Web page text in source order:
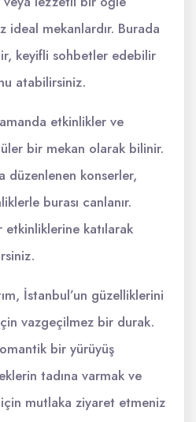
ideal mekanlardır. Burada
keyifli sohbetler edebilir
atabilirsiniz.
etkinlikler ve
bir mekan olarak bilinir.
düzenlenen konserler,
burası canlanır.
katılarak
İstanbul’un güzelliklerini
vazgeçilmez bir durak.
bir yürüyüş
tadına varmak ve
mutlaka ziyaret etmeniz